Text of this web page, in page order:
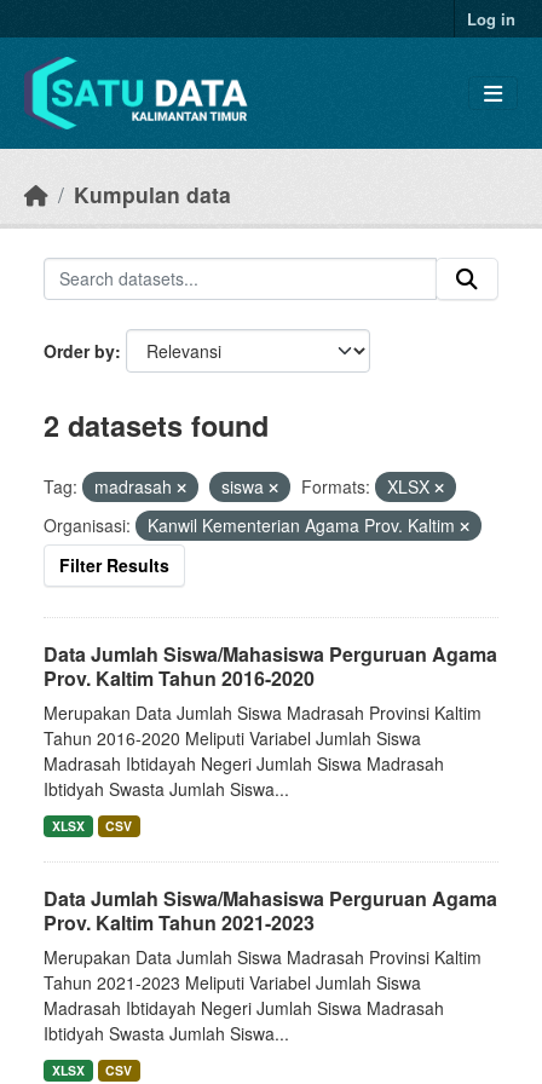
Log in
Kumpulan data
Order by
2 datasets found
Tag: madrasah siswa Formats:
XLSX
Organisasi:
Kanwil Kementerian Agama Prov. Kaltim
Filter Results
Data Jumlah Siswa/Mahasiswa Perguruan Agama
Prov. Kaltim Tahun 2016-2020
Merupakan Data Jumlah Siswa Madrasah Provinsi Kaltim
Tahun 2016-2020 Meliputi Variabel Jumlah Siswa
Madrasah Ibtidayah Negeri Jumlah Siswa Madrasah
Ibtidyah Swasta Jumlah Siswa...
XLSX CSV
Data Jumlah Siswa/Mahasiswa Perguruan Agama
Prov. Kaltim Tahun 2021-2023
Merupakan Data Jumlah Siswa Madrasah Provinsi Kaltim
Tahun 2021-2023 Meliputi Variabel Jumlah Siswa
Madrasah Ibtidayah Negeri Jumlah Siswa Madrasah
Ibtidyah Swasta Jumlah Siswa...
XLSX CSV